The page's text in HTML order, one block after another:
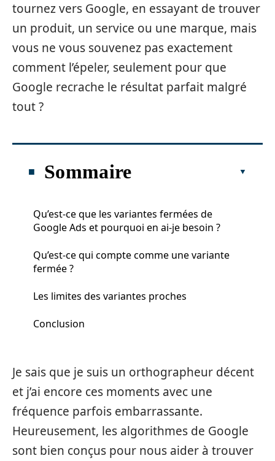
tournez vers Google, en essayant de trouver
un produit, un service ou une marque, mais
vous ne vous souvenez pas exactement
comment l’épeler, seulement pour que
Google recrache le résultat parfait malgré
tout ?
Sommaire
Qu’est-ce que les variantes fermées de
Google Ads et pourquoi en ai-je besoin ?
Qu’est-ce qui compte comme une variante
fermée ?
Les limites des variantes proches
Conclusion
Je sais que je suis un orthographeur décent
et j’ai encore ces moments avec une
fréquence parfois embarrassante.
Heureusement, les algorithmes de Google
sont bien conçus pour nous aider à trouver